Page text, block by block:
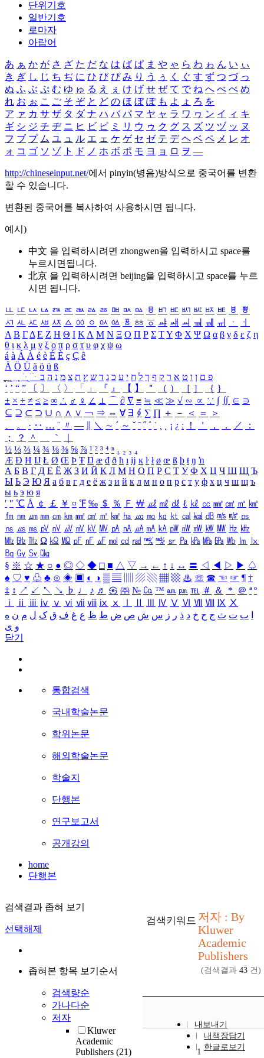
단위기호
일반기호
로마자
아랍어
あ ぁ か が さ ざ た だ な は ば ぱ ま や ゃ ら わ ゎ ん い ぃ
き ぎ し じ ち ぢ に ひ び ぴ み り う ぅ く ぐ す ず つ づ っ
ぬ ふ ぶ ぷ む ゆ ゅ る え ぇ け げ せ ぜ て で ね へ べ ぺ め
れ お ぉ こ ご そ ぞ と ど の ほ ぼ ぽ も よ ょ ろ を
ア ァ カ サ ザ タ ダ ナ ハ バ パ マ ヤ ャ ラ ワ ヮ ン イ ィ キ
ギ シ ジ チ ヂ ニ ヒ ビ ピ ミ リ ウ ゥ ク グ ス ズ ツ ヅ ッ ヌ
フ ブ プ ム ユ ュ ル エ ェ ケ ゲ セ ゼ テ デ ヘ ベ ペ メ レ オ
ォ コ ゴ ソ ゾ ト ド ノ ホ ボ ポ モ ヨ ョ ロ ヲ ―
http://chineseinput.net/에서 pinyin(병음)방식으로 중국어를 변환
할 수 있습니다.
변환된 중국어를 복사하여 사용하시면 됩니다.
예시)
中文 을 입력하시려면 zhongwen을 입력하시고 space를
누르시면됩니다.
北京 을 입력하시려면 beijing을 입력하시고 space를 누르
시면 됩니다.
ㅥ ㅦ ㅧ ㅨ ㅩ ㅪ ㅫ ㅬ ㅭ ㅮ ㅯ ㅰ ㅱ ㅲ ㅳ ㅴ ㅵ ㅶ ㅷ ㅸ
ㅹ
ㅺ ㅻ ㅼ ㅽ ㅾ ㅿ ㆀ ㆁ ㆂ ㆃ ㆄ ㆅ ㆆ ㆇ ㆈ ㆉ ㆊ ㆋ ㆌ ㆍ
ㆎ
Α Β ΓΔ Ε Ζ Η Θ Ι ΚΛ Μ Ν Ξ Ο Π Ρ Σ ΤΥ Φ Χ Ψ Ω α β γ δ ε ζ η
θ ι κ λ μ ν ξ ο π ρ σ τ υ φ χ ψ ω
á à Á À é è É È ç Ç ê
Ä Ö Ü ä ö ü ß
ִֶֹ ֻּ ׁׂ פ ם ן ו ט א ר ק ף ך ל ח י ע כ ג ד ש ץ ת צ מ נ ה ב
‘ ’ “ ” 〔 〕 〈 〉 「 」 『 』 【 】 ＂ （ ） ［ ］ ｛ ｝
± × ÷ ≠ ≤ ≥ ∞ ∴ ♂ ♀ ∠ ⊥ ⌒ ∂ ∇ ≡ ≒ ≪ ≫ √ ∽ ∝ ∵ ∫ ∬ ∈ ∋
⊆ ⊇ ⊂ ⊃ ∪ ∩ ∧ ∨ ￢ ⇒ ⇔ ∀ ∃ ∮ ∑ ∏ ＋ － ＜ ＝
＞
、
。 · ‥ … ¨ 〃 ― ＼ ∼ ´ ～ ˇ ˘ ˝ ˚ ˙ ¸ ¡ ¿ ː ！ ＇ ， ． ／
：
；
？ ＾ ｀
½ ⅓ ⅔ ¼ ¾ ⅛ ⅜ ⅝ ⅞ ¹ ² ³ ⁴ ⁿ ₁ ₂ ₃ ₄
Æ Ð Ħ Ĳ Ł Ø Œ Þ Ŧ Ŋ æ đ ð ħ ı ĳ ĸ ŀ ł ø œ ß þ ŧ ŋ ŉ
А Б В Г Д Е Ё Ж З И Й К Л М Н О П Р С Т У Ф Х Ц Ч Ш Щ Ъ
Ы Ь Э Ю Я а б в г д е ё ж з и й к л м н о п р с т у ф х ц ч ш щ ъ
ы ь э ю я
′ ″ ℃ Å ￠ ￡ ￥ ¤ ℉ ‰ ＄ ％ Ｆ ￦ ㎕ ㎖ ㎗ ℓ ㎘ ㏄ ㎣ ㎤ ㎥ ㎦
㎙ ㎚ ㎛ ㎜ ㎝ ㎞ ㎟ ㎠ ㎡ ㎢ ㏊ ㎍ ㎎ ㎏ ㏏ ㎈ ㎉ ㏈ ㎧ ㎨ ㎰
㎱ ㎲ ㎳ ㎴ ㎵ ㎶ ㎷ ㎸ ㎹ ㎀ ㎁ ㎂ ㎃ ㎄ ㎺ ㎻ ㎽ ㎾ ㎿ ㎐ ㎑
㎒ ㎓ ㎔ Ω ㏀ ㏁ ㎊ ㎋ ㎌ ㏖ ㏅ ㎭ ㎮ ㎯ ㏛ ㎩ ㎪ ㎫ ㎬ ㏝ ㏐
㏓
㏃ ㏉ ㏜ ㏆
§ ※ ☆ ★ ○ ● ◎ ◇ ◆ □ ■ △ ▽ → ← ↑ ↓ ↔ 〓 ◁ ◀ ▷ ▶ ♤
♠ ♡ ♥ ♧ ♣ ⊙ ◈ ▣ ◐ ◑ ▒ ▤ ▨ ▧ ▦ ▩ ♨ ☏ ☎ ☜ ☞ ¶ †
‡ ↕ ↗ ↙ ↖ ↘ ♭ ♩ ♪ ♬ ㉿ ㈜ № ㏇ ™ ㏂ ㏘ ℡ ＃ ＆ ＊ ＠ ª º
ⅰ
ⅱ ⅲ ⅳ ⅴ ⅵ ⅶ ⅷ ⅸ ⅹ Ⅳ Ⅴ Ⅵ Ⅶ Ⅷ Ⅸ Ⅹ
ب ت ث ج ح خ د ذ ر ز س ش ص ض ط ظ ع غ ف ق ک ل م ن ه
و ی
닫기
통합검색
국내학술논문
학위논문
해외학술논문
학술지
단행본
연구보고서
공개강의
home
단행본
검색결과 좁혀 보기
선택해제
좁혀본 항목 보기순서
검색량순
가나다순
저자
Kluwer
Academic
Publishers (21)
검색키워드 저자 : By
Kluwer
Academic
Publishers
(검색결과 43 건)
내보내기
내책장담기
한글로보기
1